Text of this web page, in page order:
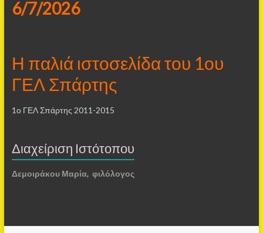
6/7/2026
Η παλιά ιστοσελίδα του 1ου
ΓΕΛ Σπάρτης
1ο ΓΕΛ Σπάρτης 2011-2015
Διαχείριση Ιστότοπου
Δεμοιράκου Μαρία, φιλόλογος